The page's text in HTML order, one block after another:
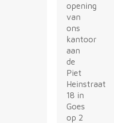
opening
van
ons
kantoor
aan
de
Piet
Heinstraat
18 in
Goes
op 2